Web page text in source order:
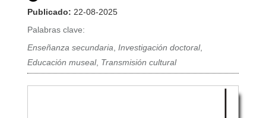
Publicado: 22-08-2025
Palabras clave:
Enseñanza secundaria,Investigación doctoral,
Educación museal, Transmisión cultural